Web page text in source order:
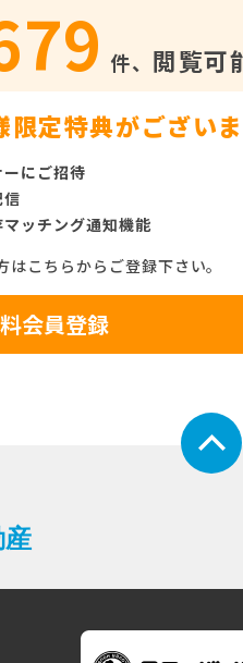
件、 閲覧可
定特典がございま
にご招待
ッチング通知機能
こちらからご登録下さい。
会員登録
産